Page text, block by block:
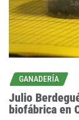
GANADERÍA
Julio
biofábrica en